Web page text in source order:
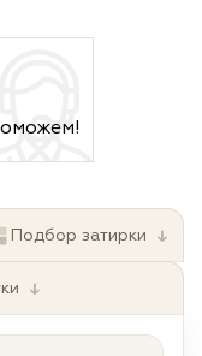
Подбор затирки ↓
↓